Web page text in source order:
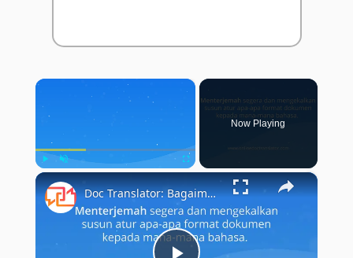
×
Play Unmute Fullscreen
Now Playing
×
Doc Translator: Bagaimana saya menggunakan penterjemah dokumen?